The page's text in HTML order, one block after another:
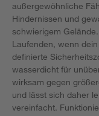
außergewöhnliche
Hindernissen und
schwierigem
Laufenden, wenn
definierte
wasserdicht für
wirksam gegen
und lässt sich daher
vereinfacht.